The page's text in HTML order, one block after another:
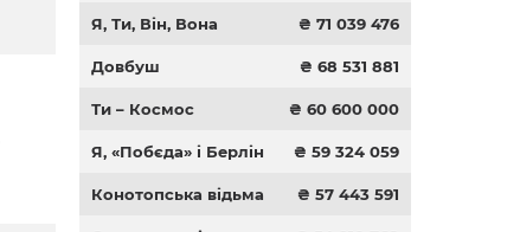
Я, Ти, Він, Вона ₴ 71 039 476
Довбуш ₴ 68 531 881
Ти – Космос ₴ 60 600 000
Я, «Побєда» і Берлін ₴ 59 324 059
Конотопська відьма ₴ 57 443 591